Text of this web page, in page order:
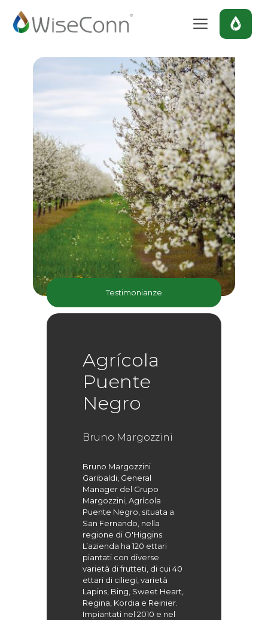
Testimonianze
Agrícola
Puente
Negro
Bruno Margozzini
Bruno Margozzini
Garibaldi, General
Manager del Grupo
Margozzini, Agrícola
Puente Negro, situata a
San Fernando, nella
regione di O'Higgins.
L’azienda ha 120 ettari
piantati con diverse
varietà di frutteti, di cui 40
ettari di ciliegi, varietà
Lapins, Bing, Sweet Heart,
Regina, Kordia e Reinier.
Impiantati nel 2010 e nel